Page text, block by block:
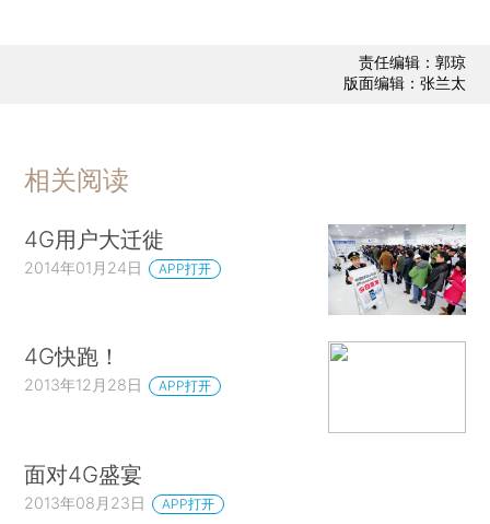
责任编辑：郭琼
版面编辑：张兰太
相关阅读
4G用户大迁徙
2014年01月24日 APP打开
4G快跑！
2013年12月28日 APP打开
面对4G盛宴
2013年08月23日 APP打开